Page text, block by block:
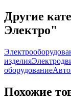
Другие
Электро"
изделия
оборудование
Похожие